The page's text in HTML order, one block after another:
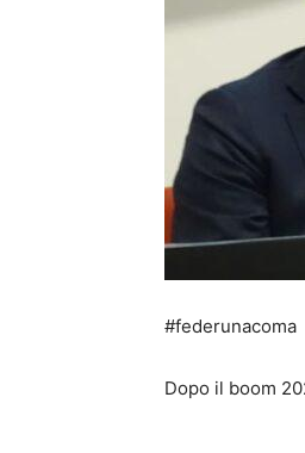
#federunacoma
Dopo il boom